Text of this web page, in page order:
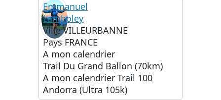
Emmanuel
Lamboley
Ville VILLEURBANNE
Pays FRANCE
A mon calendrier
Trail Du Grand Ballon (70km)
A mon calendrier Trail 100
Andorra (Ultra 105k)